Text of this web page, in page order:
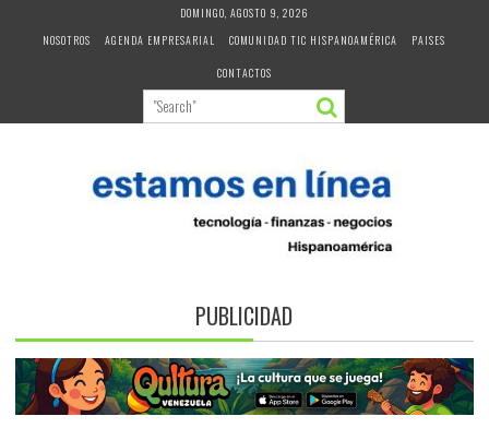
DOMINGO, AGOSTO 9, 2026
NOSOTROS
AGENDA EMPRESARIAL COMUNIDAD TIC HISPANOAMÉRICA
PAISES
CONTACTOS
PUBLICIDAD